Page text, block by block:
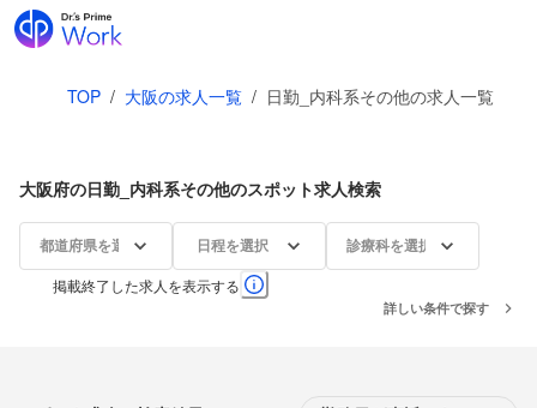
TOP / 大阪の求人一覧 / 日勤_内科系その他の求人一覧
大阪府の日勤_内科系その他のスポット求人検索
都道府県を選択 日程を選択 診療科を選択
掲載終了した求人を表示する
詳しい条件で探す